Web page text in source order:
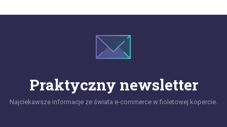
Praktyczny newsletter
Najciekawsze informacje ze świata e-commerce w fioletowej kopercie.